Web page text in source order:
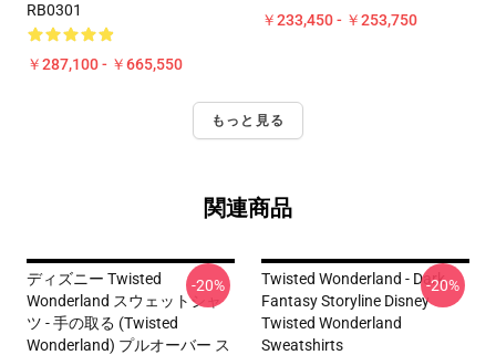
RB0301
￥287,100 - ￥665,550
￥233,450 - ￥253,750
もっと見る
関連商品
ディズニー Twisted
Wonderland スウェットシャ
ツ - 手の取る (Twisted
Wonderland) プルオーバー ス
-20%
Twisted Wonderland - Dark
Fantasy Storyline Disney
Twisted Wonderland
Sweatshirts
-20%